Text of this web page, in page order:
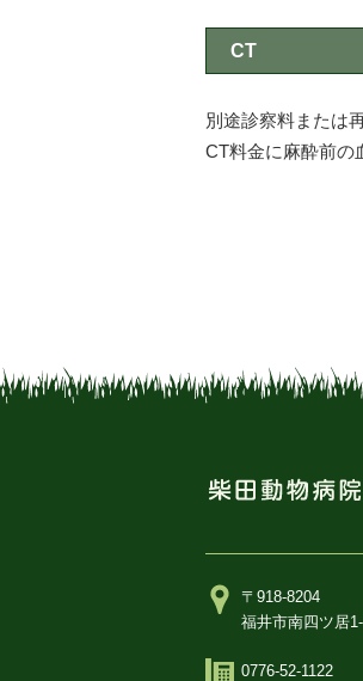
CT
別途診察料または
CT料金に麻酔前の
〒918-8204
福井市南四ツ居
0776-52-1122